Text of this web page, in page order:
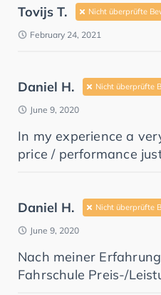
Tovijs T. Nicht überprüfte
February 24, 2021
Daniel H. Nicht überprüfte
June 9, 2020
In my experience a
price / performance
Daniel H. Nicht überprüfte
June 9, 2020
Nach meiner
Fahrschule Preis-/